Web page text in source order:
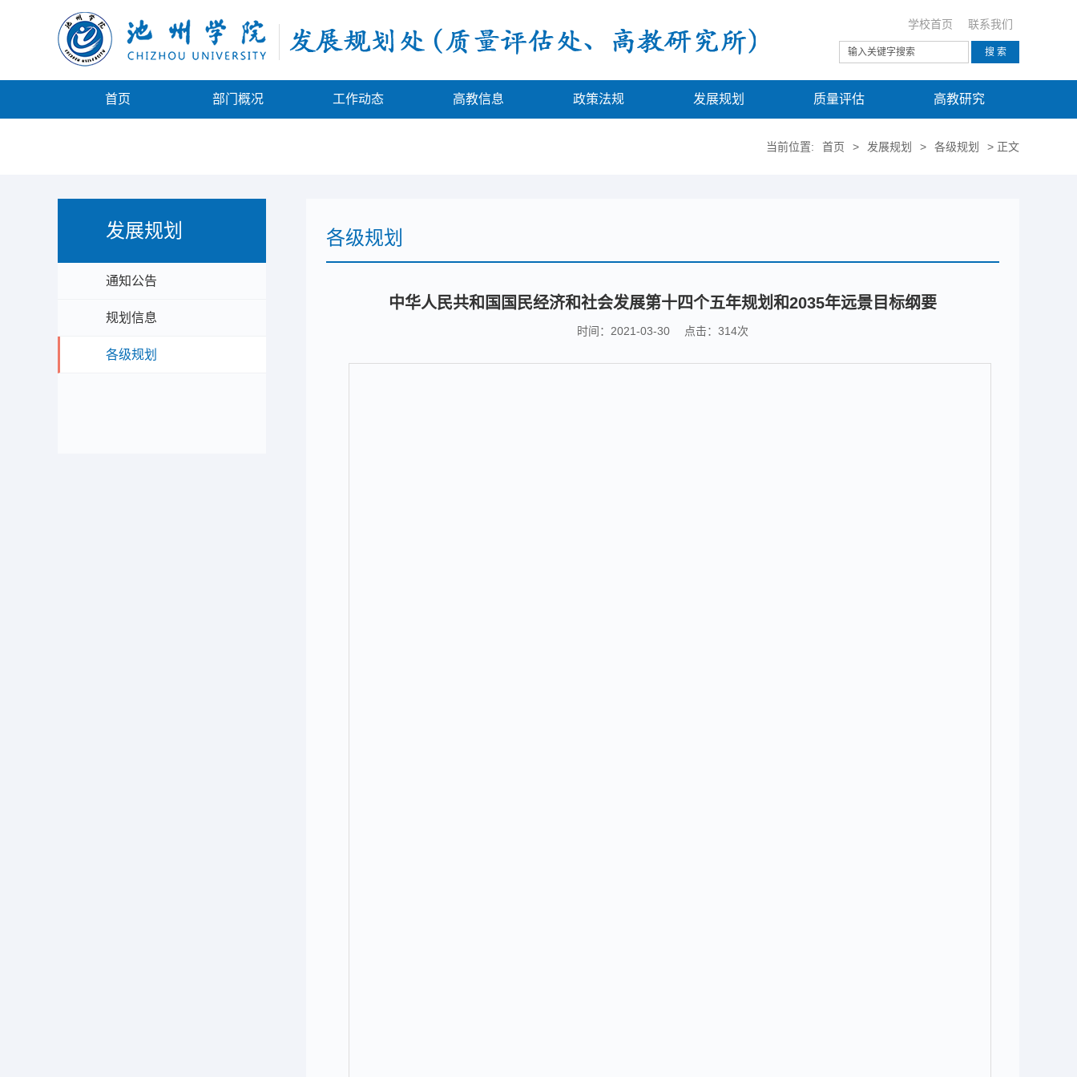
学校首页 联系我们
首页 部门概况 工作动态 高教信息 政策法规 发展规划 质量评估 高教研究
当前位置: 首页 > 发展规划 > 各级规划 > 正文
发展规划
通知公告
规划信息
各级规划
各级规划
中华人民共和国国民经济和社会发展第十四个五年规划和2035年远景目标纲要
时间：2021-03-30 点击： 314次